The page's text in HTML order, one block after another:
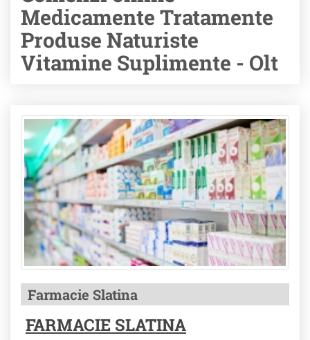
Medicamente Tratamente
Produse Naturiste
Vitamine Suplimente - Olt
Farmacie Slatina
FARMACIE SLATINA